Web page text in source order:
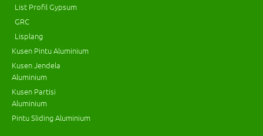
List Profil Gypsum
GRC
Lisplang
Kusen Pintu Aluminium
Kusen Jendela
Aluminium
Kusen Partisi
Aluminium
Pintu Sliding Aluminium